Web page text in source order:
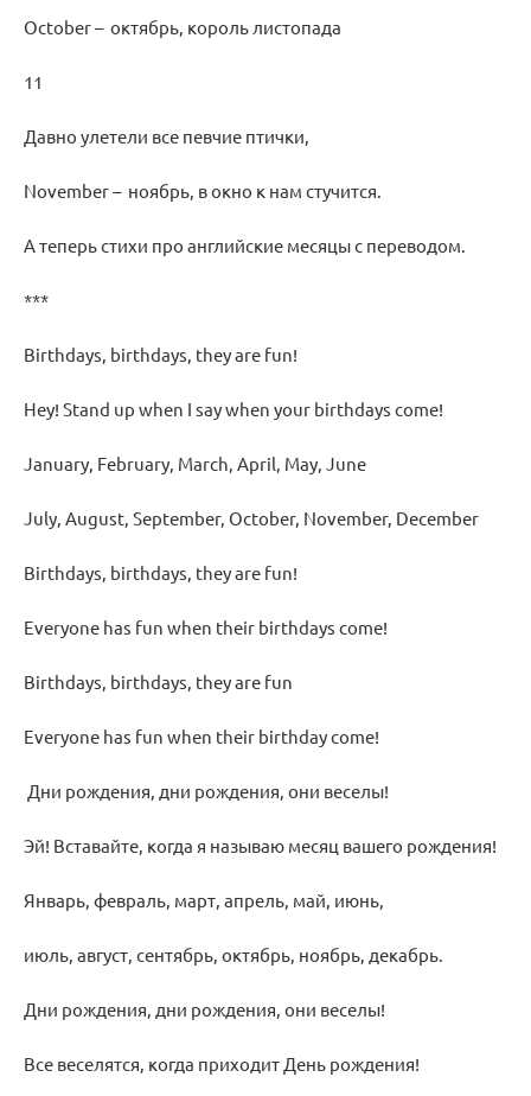
October – октябрь, король листопада
11
Давно улетели все певчие птички,
November – ноябрь, в окно к нам стучится.
А теперь стихи про английские месяцы с переводом.
***
Birthdays, birthdays, they are fun!
Hey! Stand up when I say when your birthdays come!
January, February, March, April, May, June
July, August, September, October, November, December
Birthdays, birthdays, they are fun!
Everyone has fun when their birthdays come!
Birthdays, birthdays, they are fun
Everyone has fun when their birthday come!
Дни рождения, дни рождения, они веселы!
Эй! Вставайте, когда я называю месяц вашего рождения!
Январь, февраль, март, апрель, май, июнь,
июль, август, сентябрь, октябрь, ноябрь, декабрь.
Дни рождения, дни рождения, они веселы!
Все веселятся, когда приходит День рождения!